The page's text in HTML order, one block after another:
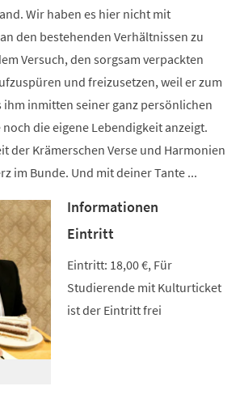
Wir haben es hier nicht mit
den bestehenden Verhältnissen zu
Versuch, den sorgsam verpackten
und freizusetzen, weil er zum
ihm inmitten seiner ganz persönlichen
die eigene Lebendigkeit anzeigt.
der Krämerschen Verse und Harmonien
im Bunde. Und mit deiner Tante ...
Informationen
Eintritt
Eintritt: 18,00 €, Für
Studierende mit Kulturticket
ist der Eintritt frei